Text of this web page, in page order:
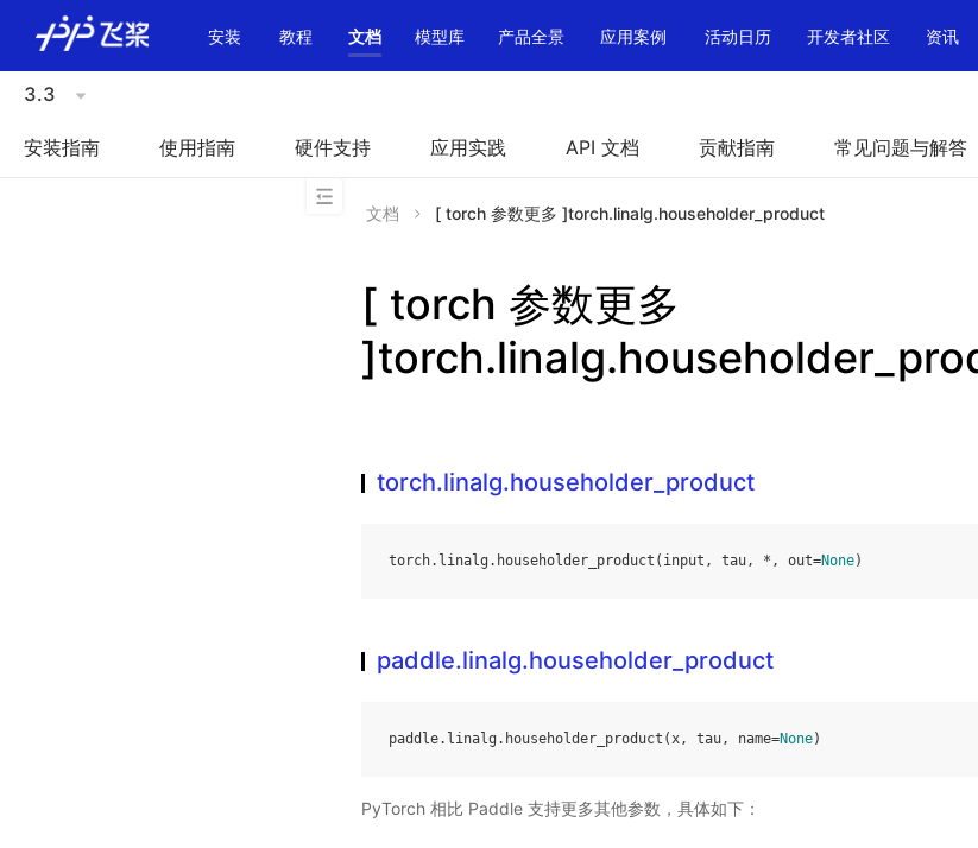
安装 教程 文档 模型库 产品全景 应用案例 活动日历 开发者社区 资讯
3.3
安装指南 使用指南 硬件支持 应用实践 API 文档 贡献指南 常见问题与解答
文档 [ torch 参数更多 ]torch.linalg.householder_product
[ torch 参数更多
torch.linalg.householder_product
torch. linalg . householder_product ( input , tau, * , out=None)
paddle.linalg.householder_product
paddle. linalg . householder_product (x, tau, name=None)
PyTorch 相比 Paddle 支持更多其他参数，具体如下：